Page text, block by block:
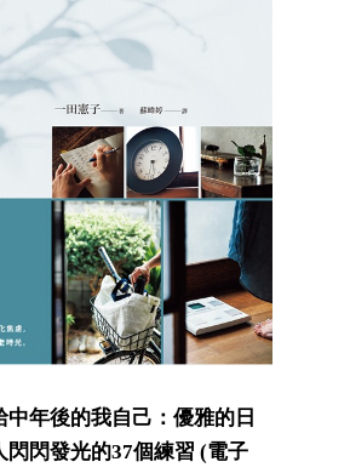
中年後的我自己：優雅的日
閃閃發光的37個練習 (電子